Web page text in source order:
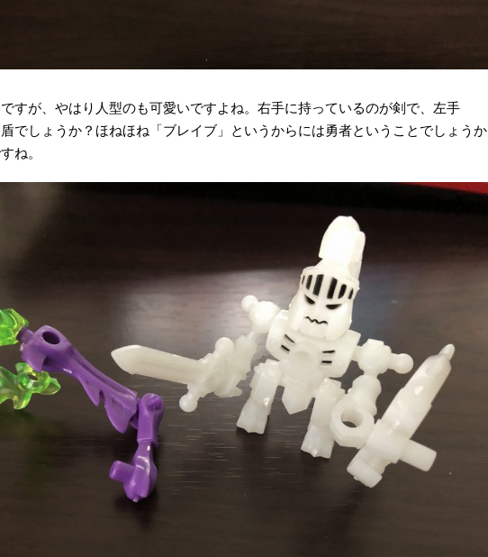
すが、やはり人型のも可愛いですよね。右手に持っているのが剣で、左手
でしょうか？ほねほね「ブレイブ」というからには勇者ということでしょうか
ね。